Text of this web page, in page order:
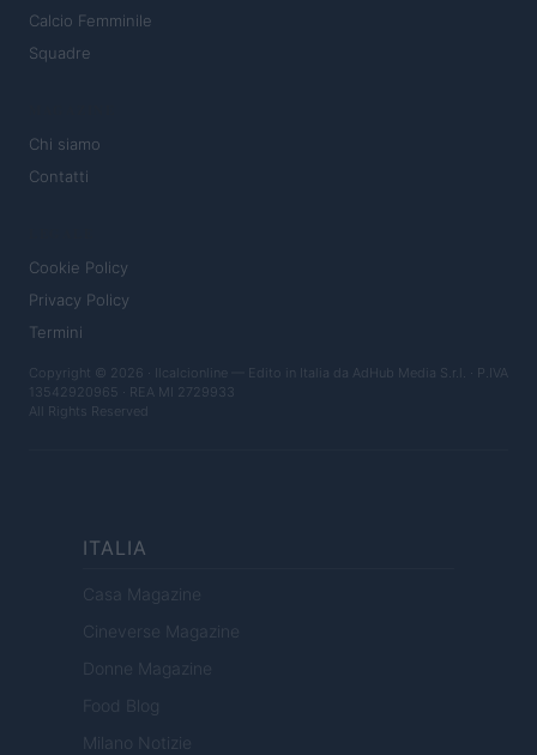
Calcio Femminile
Squadre
Chi siamo
Contatti
Cookie Policy
Privacy Policy
Termini
Copyright © 2026 · Ilcalcionline — Edito in Italia da AdHub Media S.r.l. · P.IVA
13542920965 · REA MI 2729933
All Rights Reserved
ITALIA
Casa Magazine
Cineverse Magazine
Donne Magazine
Food Blog
Milano Notizie